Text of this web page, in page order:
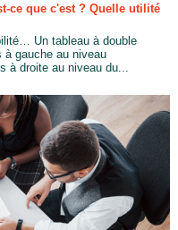
ce que c'est ? Quelle utilité
Un tableau à double
gauche au niveau
à droite au niveau du...